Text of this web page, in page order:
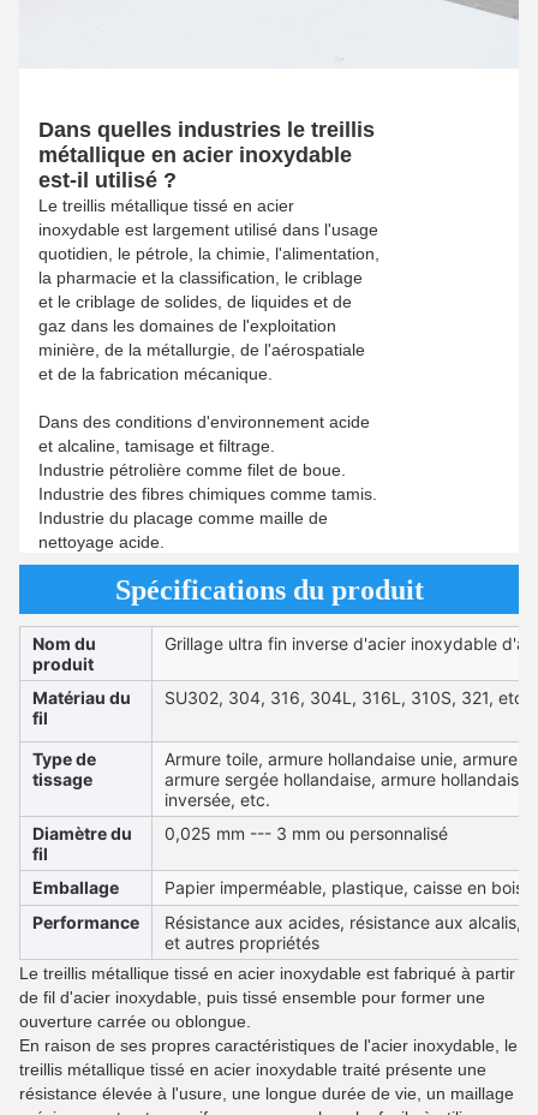
Dans quelles industries le treillis
métallique en acier inoxydable
est-il utilisé ?
Le treillis métallique tissé en acier
inoxydable est largement utilisé dans l'usage
quotidien, le pétrole, la chimie, l'alimentation,
la pharmacie et la classification, le criblage
et le criblage de solides, de liquides et de
gaz dans les domaines de l'exploitation
minière, de la métallurgie, de l'aérospatiale
et de la fabrication mécanique.
Dans des conditions d'environnement acide
et alcaline, tamisage et filtrage.
Industrie pétrolière comme filet de boue.
Industrie des fibres chimiques comme tamis.
Industrie du placage comme maille de
nettoyage acide.
Spécifications du produit
Nom du
produit
Grillage ultra fin inverse d'acier inoxydable
Matériau du
fil
SU302, 304, 316, 304L, 316L, 310S, 321, etc.
Type de
tissage
Armure toile, armure hollandaise unie, armure
armure sergée hollandaise, armure hollandaise
inversée, etc.
Diamètre du
fil
0,025 mm --- 3 mm ou personnalisé
Emballage
Papier imperméable, plastique, caisse en bois,
Performance
Résistance aux acides, résistance aux alcalis,
et autres propriétés
Le treillis métallique tissé en acier inoxydable est fabriqué à partir
de fil d'acier inoxydable, puis tissé ensemble pour former une
ouverture carrée ou oblongue.
En raison de ses propres caractéristiques de l'acier inoxydable, le
treillis métallique tissé en acier inoxydable traité présente une
résistance élevée à l'usure, une longue durée de vie, un maillage